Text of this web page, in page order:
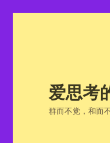
爱思考
群而不党，和而